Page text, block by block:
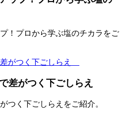
！プロから学ぶ塩のチカラをご
差がつく下ごしらえ
つく下ごしらえをご紹介。